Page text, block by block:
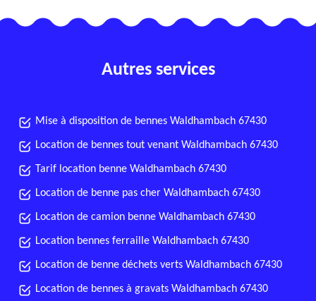
Autres services
Mise à disposition de bennes Waldhambach 67430
Location de bennes tout venant Waldhambach 67430
Tarif location benne Waldhambach 67430
Location de benne pas cher Waldhambach 67430
Location de camion benne Waldhambach 67430
Location bennes ferraille Waldhambach 67430
Location de benne déchets verts Waldhambach 67430
Location de bennes à gravats Waldhambach 67430